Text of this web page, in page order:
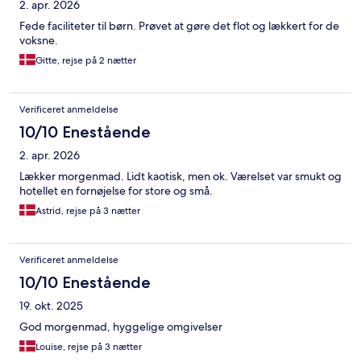
2. apr. 2026
Fede faciliteter til børn. Prøvet at gøre det flot og lækkert for de
voksne.
Gitte, rejse på 2 nætter
Verificeret anmeldelse
10/10 Enestående
2. apr. 2026
Lækker morgenmad. Lidt kaotisk, men ok. Værelset var smukt og
hotellet en fornøjelse for store og små.
Astrid, rejse på 3 nætter
Verificeret anmeldelse
10/10 Enestående
19. okt. 2025
God morgenmad, hyggelige omgivelser
Louise, rejse på 3 nætter